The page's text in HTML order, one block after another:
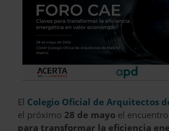
El Colegio Oficial de Arquitectos
el próximo 28 de mayo el encuentro
para transformar la eficiencia